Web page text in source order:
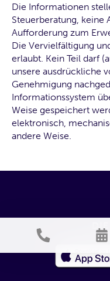
Die Informationen
Steuerberatung, keine
Aufforderung zum
Die Vervielfältigung
erlaubt. Kein Teil darf
unsere ausdrückliche
Genehmigung
Informationssystem
Weise gespeichert
elektronisch,
andere Weise.